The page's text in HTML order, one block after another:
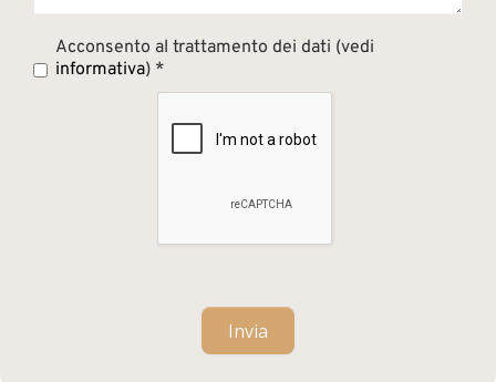
Acconsento al trattamento dei dati (vedi
informativa) *